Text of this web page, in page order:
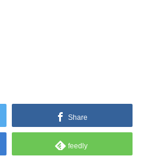
Share
feedly